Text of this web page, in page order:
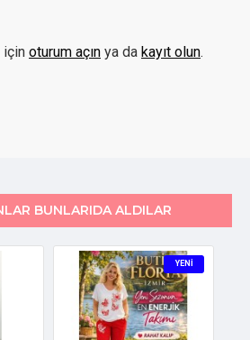
için oturum açın ya da kayıt olun.
BUNLARIDA ALDILAR
YENI